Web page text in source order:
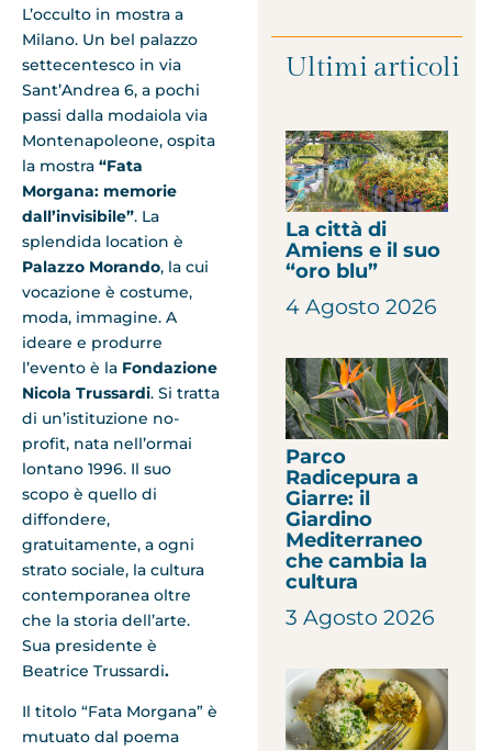
L’occulto in mostra a
Milano. Un bel palazzo
settecentesco in via
Sant’Andrea 6, a pochi
passi dalla modaiola via
Montenapoleone, ospita
la mostra “Fata
Morgana: memorie
dall’invisibile”. La
splendida location è
Palazzo Morando, la cui
vocazione è costume,
moda, immagine. A
ideare e produrre
l’evento è la Fondazione
Nicola Trussardi. Si tratta
di un’istituzione no-
profit, nata nell’ormai
lontano 1996. Il suo
scopo è quello di
diffondere,
gratuitamente, a ogni
strato sociale, la cultura
contemporanea oltre
che la storia dell’arte.
Sua presidente è
Beatrice Trussardi.
Il titolo “Fata Morgana” è
mutuato dal poema
Ultimi articoli
La città di
Amiens e il suo
“oro blu”
4 Agosto 2026
Parco
Radicepura a
Giarre: il
Giardino
Mediterraneo
che cambia la
cultura
3 Agosto 2026